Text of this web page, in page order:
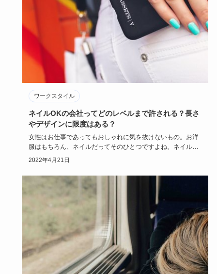
ワークスタイル
ネイルOKの会社ってどのレベルまで許される？長さ
やデザインに限度はある？
女性はお仕事であってもおしゃれに気を抜けないもの。お洋
服はもちろん、ネイルだってそのひとつですよね。ネイルは
会社の規則によ…
2022年4月21日